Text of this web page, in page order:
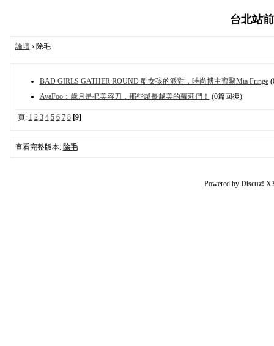
台北站
論壇› 除毛
BAD GIRLS GATHER ROUND 酷女孩的派對，時尚博主齊聚Mia Fringe
AvaFoo：歲月是把美容刀，那些越長越美的蘿莉們！ (0篇回復)
頁: 1 2 3 4 5 6 7 8 [9]
查看完整版本: 除毛
Powered by Discuz!